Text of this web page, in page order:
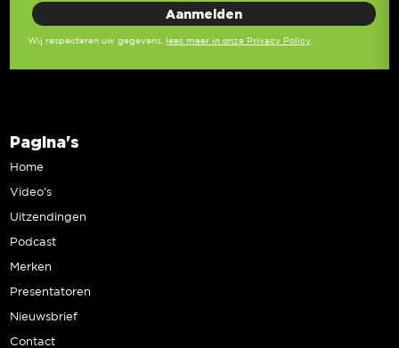
Wij respecteren uw gegevens, lees meer in onze Privacy Policy
Pagina's
Home
Video’s
Uitzendingen
Podcast
Merken
Presentatoren
Nieuwsbrief
Contact